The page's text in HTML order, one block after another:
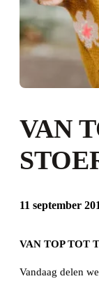
VAN
11 september
VAN TOP TOT
Vandaag delen